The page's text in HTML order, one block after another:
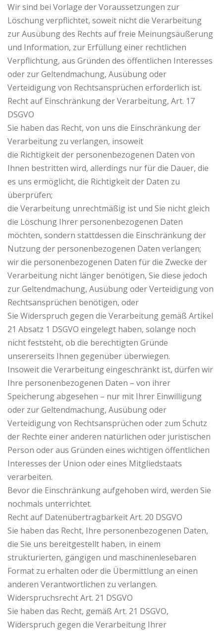
Wir sind bei Vorlage der Voraussetzungen zur
Löschung verpflichtet, soweit nicht die Verarbeitung
zur Ausübung des Rechts auf freie Meinungsäußerung
und Information, zur Erfüllung einer rechtlichen
Verpflichtung, aus Gründen des öffentlichen Interesses
oder zur Geltendmachung, Ausübung oder
Verteidigung von Rechtsansprüchen erforderlich ist.
Recht auf Einschränkung der Verarbeitung, Art. 17
DSGVO
Sie haben das Recht, von uns die Einschränkung der
Verarbeitung zu verlangen, insoweit
die Richtigkeit der personenbezogenen Daten von
Ihnen bestritten wird, allerdings nur für die Dauer, die
es uns ermöglicht, die Richtigkeit der Daten zu
überprüfen;
die Verarbeitung unrechtmäßig ist und Sie nicht gleich
die Löschung Ihrer personenbezogenen Daten
möchten, sondern stattdessen die Einschränkung der
Nutzung der personenbezogenen Daten verlangen;
wir die personenbezogenen Daten für die Zwecke der
Verarbeitung nicht länger benötigen, Sie diese jedoch
zur Geltendmachung, Ausübung oder Verteidigung von
Rechtsansprüchen benötigen, oder
Sie Widerspruch gegen die Verarbeitung gemäß Artikel
21 Absatz 1 DSGVO eingelegt haben, solange noch
nicht feststeht, ob die berechtigten Gründe
unsererseits Ihnen gegenüber überwiegen.
Insoweit die Verarbeitung eingeschränkt ist, dürfen wir
Ihre personenbezogenen Daten – von ihrer
Speicherung abgesehen – nur mit Ihrer Einwilligung
oder zur Geltendmachung, Ausübung oder
Verteidigung von Rechtsansprüchen oder zum Schutz
der Rechte einer anderen natürlichen oder juristischen
Person oder aus Gründen eines wichtigen öffentlichen
Interesses der Union oder eines Mitgliedstaats
verarbeiten.
Bevor die Einschränkung aufgehoben wird, werden Sie
nochmals unterrichtet.
Recht auf Datenübertragbarkeit Art. 20 DSGVO
Sie haben das Recht, Ihre personenbezogenen Daten,
die Sie uns bereitgestellt haben, in einem
strukturierten, gängigen und maschinenlesebaren
Format zu erhalten oder die Übermittlung an einen
anderen Verantwortlichen zu verlangen.
Widerspruchsrecht Art. 21 DSGVO
Sie haben das Recht, gemäß Art. 21 DSGVO,
Widerspruch gegen die Verarbeitung Ihrer